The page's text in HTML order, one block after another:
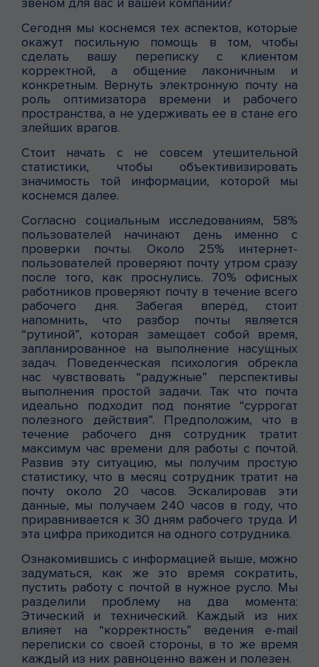
Сегодня мы коснемся тех аспектов, которые
окажут посильную помощь в том, чтобы
сделать вашу переписку с клиентом
корректной, а общение лаконичным и
конкретным. Вернуть электронную почту на
роль оптимизатора времени и рабочего
пространства, а не удерживать ее в стане его
злейших врагов.
Стоит начать с не совсем утешительной
статистики, чтобы объективизировать
значимость той информации, которой мы
коснемся далее.
Согласно социальным исследованиям, 58%
пользователей начинают день именно с
проверки почты. Около 25% интернет-
пользователей проверяют почту утром сразу
после того, как проснулись. 70% офисных
работников проверяют почту в течение всего
рабочего дня. Забегая вперёд, стоит
напомнить, что разбор почты является
“рутиной”, которая замещает собой время,
запланированное на выполнение насущных
задач. Поведенческая психология обрекла
нас чувствовать “радужные” перспективы
выполнения простой задачи. Так что почта
идеально подходит под понятие “суррогат
полезного действия”. Предположим, что в
течение рабочего дня сотрудник тратит
максимум час времени для работы с почтой.
Развив эту ситуацию, мы получим простую
статистику, что в месяц сотрудник тратит на
почту около 20 часов. Эскалировав эти
данные, мы получаем 240 часов в году, что
приравнивается к 30 дням рабочего труда. И
эта цифра приходится на одного сотрудника.
Ознакомившись с информацией выше, можно
задуматься, как же это время сократить,
пустить работу с почтой в нужное русло. Мы
разделили проблему на два момента:
Этический и технический. Каждый из них
влияет на “корректность” ведения e-mail
переписки со своей стороны, в то же время
каждый из них равноценно важен и полезен.